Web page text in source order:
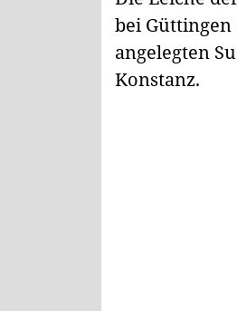
bei Güttingen
angelegten
Konstanz.